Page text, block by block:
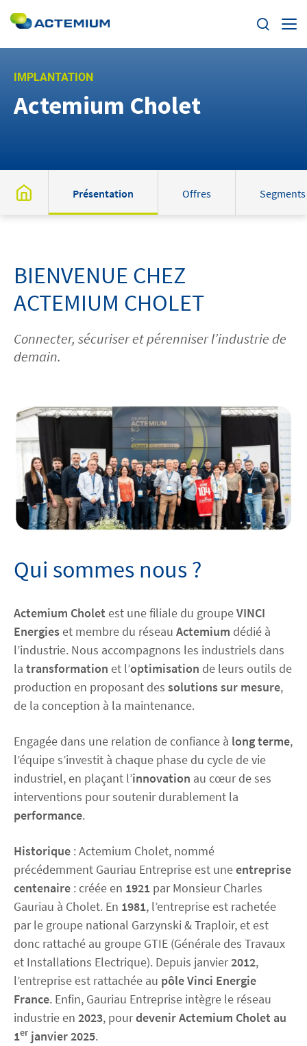
Segments
Actualités
Actemium dans le monde
Découvrez Actemium
linkedinyoutube
IMPLANTATION
Actemium Cholet
Présentation Offres Segments
BIENVENUE CHEZ
ACTEMIUM CHOLET
Connecter, sécuriser et pérenniser l’industrie de
demain.
Qui sommes nous ?
Actemium Cholet est une filiale du groupeVINCI
Energieset membre du réseau Actemium dédié à
l’industrie. Nous accompagnons les industriels dans
la transformation et l’optimisation de leurs outils de
production en proposant des solutions sur mesure,
de la conception à la maintenance.
Engagée dans une relation de confiance à long terme,
l’équipe s’investit à chaque phase du cycle de vie
industriel, en plaçant l’innovation au cœur de ses
interventions pour soutenir durablement la
performance.
Historique : Actemium Cholet, nommé
précédemment Gauriau Entreprise est uneentreprise
centenaire : créée en 1921 par Monsieur Charles
Gauriau à Cholet. En 1981, l’entreprise est rachetée
par le groupe national Garzynski & Traploir, et est
donc rattaché au groupe GTIE (Générale des Travaux
et Installations Electrique). Depuis janvier2012,
l’entreprise est rattachée au pôle Vinci Energie
France. Enfin, Gauriau Entreprise intègre le réseau
industrie en 2023, pourdevenir Actemium Cholet au
1er janvier 2025.